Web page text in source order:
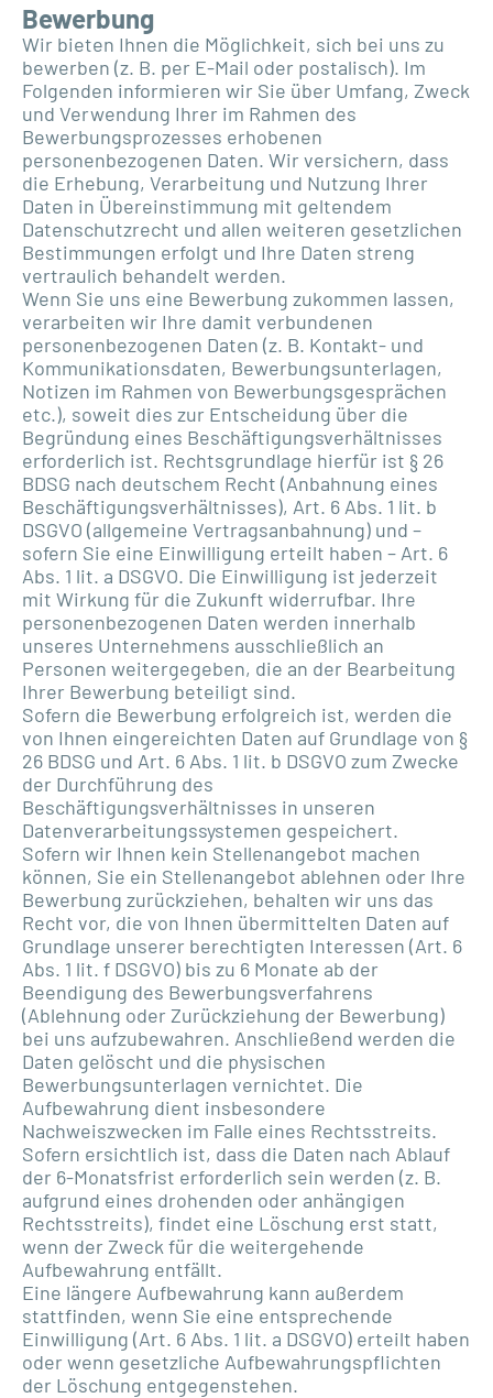
Bewerbung
Wir bieten Ihnen die Möglichkeit, sich bei uns zu
bewerben (z. B. per E-Mail oder postalisch). Im
Folgenden informieren wir Sie über Umfang, Zweck
und Verwendung Ihrer im Rahmen des
Bewerbungsprozesses erhobenen
personenbezogenen Daten. Wir versichern, dass
die Erhebung, Verarbeitung und Nutzung Ihrer
Daten in Übereinstimmung mit geltendem
Datenschutzrecht und allen weiteren gesetzlichen
Bestimmungen erfolgt und Ihre Daten streng
vertraulich behandelt werden.
Wenn Sie uns eine Bewerbung zukommen lassen,
verarbeiten wir Ihre damit verbundenen
personenbezogenen Daten (z. B. Kontakt- und
Kommunikationsdaten, Bewerbungsunterlagen,
Notizen im Rahmen von Bewerbungsgesprächen
etc.), soweit dies zur Entscheidung über die
Begründung eines Beschäftigungsverhältnisses
erforderlich ist. Rechtsgrundlage hierfür ist § 26
BDSG nach deutschem Recht (Anbahnung eines
Beschäftigungsverhältnisses), Art. 6 Abs. 1 lit. b
DSGVO (allgemeine Vertragsanbahnung) und –
sofern Sie eine Einwilligung erteilt haben – Art. 6
Abs. 1 lit. a DSGVO. Die Einwilligung ist jederzeit
mit Wirkung für die Zukunft widerrufbar. Ihre
personenbezogenen Daten werden innerhalb
unseres Unternehmens ausschließlich an
Personen weitergegeben, die an der Bearbeitung
Ihrer Bewerbung beteiligt sind.
Sofern die Bewerbung erfolgreich ist, werden die
von Ihnen eingereichten Daten auf Grundlage von §
26 BDSG und Art. 6 Abs. 1 lit. b DSGVO zum Zwecke
der Durchführung des
Beschäftigungsverhältnisses in unseren
Datenverarbeitungssystemen gespeichert.
Sofern wir Ihnen kein Stellenangebot machen
können, Sie ein Stellenangebot ablehnen oder Ihre
Bewerbung zurückziehen, behalten wir uns das
Recht vor, die von Ihnen übermittelten Daten auf
Grundlage unserer berechtigten Interessen (Art. 6
Abs. 1 lit. f DSGVO) bis zu 6 Monate ab der
Beendigung des Bewerbungsverfahrens
(Ablehnung oder Zurückziehung der Bewerbung)
bei uns aufzubewahren. Anschließend werden die
Daten gelöscht und die physischen
Bewerbungsunterlagen vernichtet. Die
Aufbewahrung dient insbesondere
Nachweiszwecken im Falle eines Rechtsstreits.
Sofern ersichtlich ist, dass die Daten nach Ablauf
der 6-Monatsfrist erforderlich sein werden (z. B.
aufgrund eines drohenden oder anhängigen
Rechtsstreits), findet eine Löschung erst statt,
wenn der Zweck für die weitergehende
Aufbewahrung entfällt.
Eine längere Aufbewahrung kann außerdem
stattfinden, wenn Sie eine entsprechende
Einwilligung (Art. 6 Abs. 1 lit. a DSGVO) erteilt haben
oder wenn gesetzliche Aufbewahrungspflichten
der Löschung entgegenstehen.